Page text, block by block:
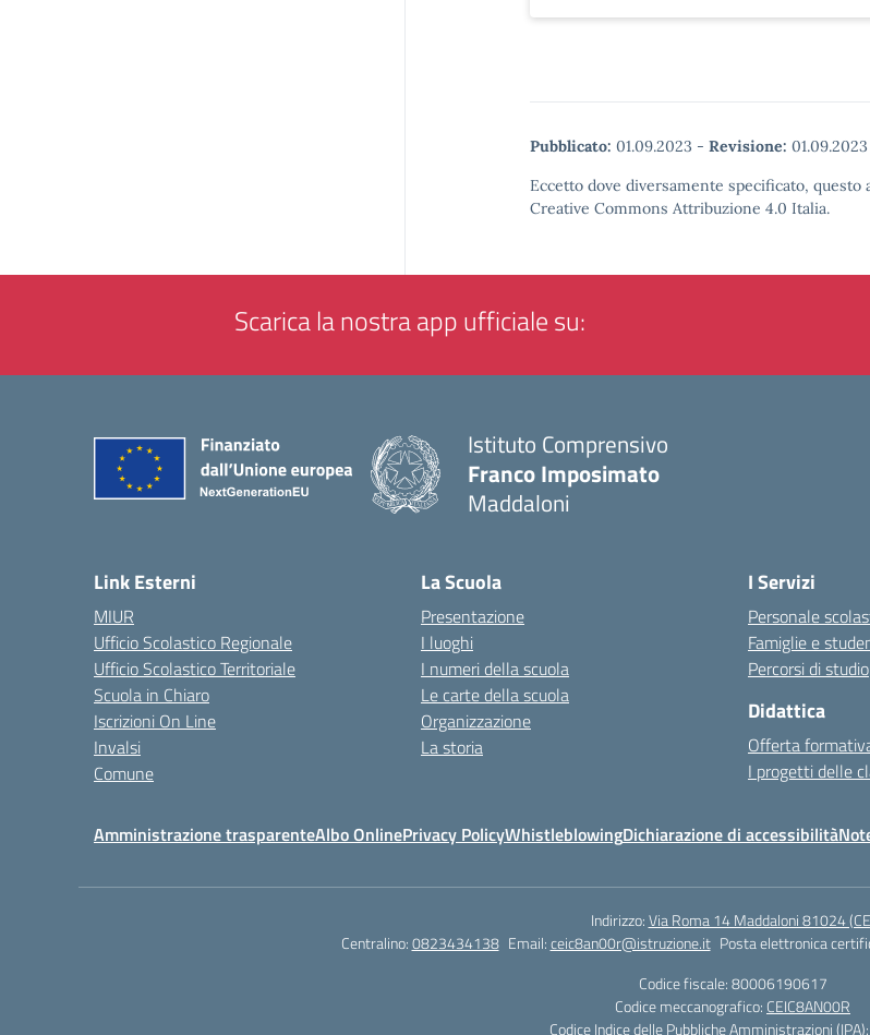
Pubblicato: 01.09.2023 - Revisione: 01.09.2023
Eccetto dove diversamente specificato,
Creative Commons Attribuzione 4.0 Italia.
Scarica la nostra app ufficiale su:
Istituto Comprensivo
Franco Imposimato
Maddaloni
Link Esterni
MIUR
Ufficio Scolastico Regionale
Ufficio Scolastico Territoriale
Scuola in Chiaro
Iscrizioni On Line
Invalsi
Comune
La Scuola
Presentazione
I luoghi
I numeri della scuola
Le carte della scuola
Organizzazione
La storia
I Servizi
Personale
Famiglie e
Percorsi di studio
Didattica
Offerta
I progetti delle
Amministrazione trasparenteAlbo OnlinePrivacy PolicyWhistleblowingDichiarazione di accessibilità
Indirizzo:Via Roma 14 Maddaloni 81024
Centralino:0823434138 Email:ceic8an00r@istruzione.it Posta elettronica
Codice fiscale: 80006190617
Codice meccanografico: CEIC8AN00R
Codice Indice delle Pubbliche Amministrazioni